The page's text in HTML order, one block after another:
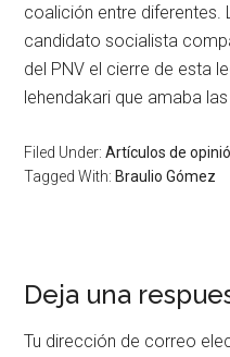
coalición entre diferentes.
candidato socialista
del PNV el cierre de esta
lehendakari que amaba
Filed Under:Artículos de
Tagged With: Braulio Gómez
Deja una
Tu dirección de correo